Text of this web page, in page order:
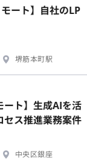
ート】自社のLP
堺筋本町駅
ート】生成AIを活
ス推進業務案件
中央区銀座